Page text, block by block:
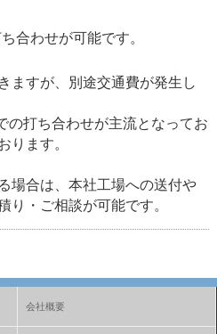
合わせが可能です。
ますが、別途交通費が発生し
の打ち合わせが主流となってお
ります。
場合は、本社工場への送付や
・ご相談が可能です。
会社概要